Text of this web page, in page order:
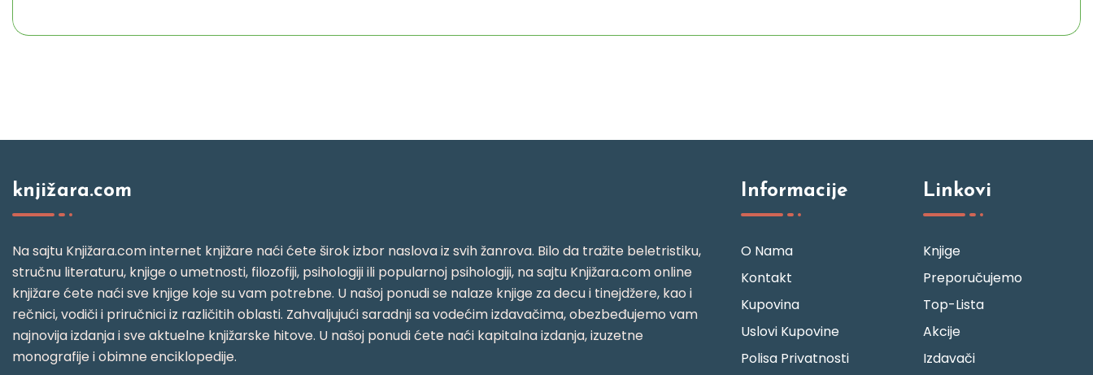
knjižara.com
Na sajtu Knjižara.com internet knjižare naći ćete širok izbor naslova iz svih žanrova. Bilo da tražite beletristiku,
stručnu literaturu, knjige o umetnosti, filozofiji, psihologiji ili popularnoj psihologiji, na sajtu Knjižara.com online
knjižare ćete naći sve knjige koje su vam potrebne. U našoj ponudi se nalaze knjige za decu i tinejdžere, kao i
rečnici, vodiči i priručnici iz različitih oblasti. Zahvaljujući saradnji sa vodećim izdavačima, obezbeđujemo vam
najnovija izdanja i sve aktuelne knjižarske hitove. U našoj ponudi ćete naći kapitalna izdanja, izuzetne
monografije i obimne enciklopedije.
Informacije
O Nama
Kontakt
Kupovina
Uslovi Kupovine
Polisa Privatnosti
Linkovi
Knjige
Preporučujemo
Top-Lista
Akcije
Izdavači